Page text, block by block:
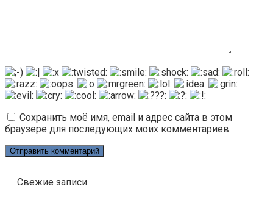
Сохранить моё имя, email и адрес сайта в этом
браузере для последующих моих комментариев.
Свежие записи